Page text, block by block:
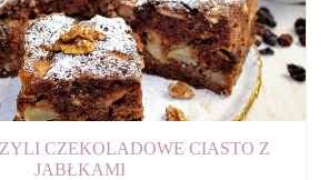
CZEKOLADOWE CIASTO Z
JABŁKAMI